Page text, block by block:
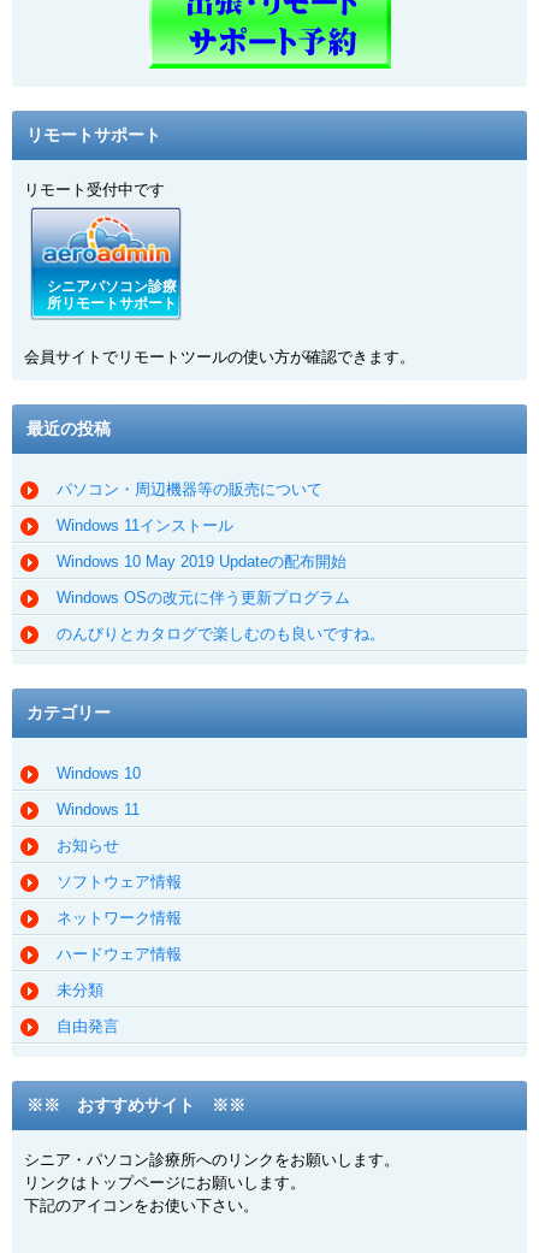
リモートサポート
リモート受付中です
シニアパソコン診療
所リモートサポート
会員サイトでリモートツールの使い方が確認できます。
最近の投稿
パソコン・周辺機器等の販売について
Windows 11インストール
Windows 10 May 2019 Updateの配布開始
Windows OSの改元に伴う更新プログラム
のんびりとカタログで楽しむのも良いですね。
カテゴリー
Windows 10
Windows 11
お知らせ
ソフトウェア情報
ネットワーク情報
ハードウェア情報
未分類
自由発言
※※ おすすめサイト ※※
シニア・パソコン診療所へのリンクをお願いします。
リンクはトップページにお願いします。
下記のアイコンをお使い下さい。